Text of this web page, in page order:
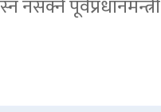
पूर्वप्रधानमन्त्री